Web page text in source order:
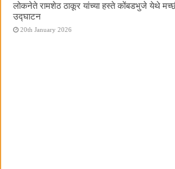
लोकनेते रामशेठ ठाकूर यांच्या हस्ते कोंबडभुजे येथे
उद्घाटन
20th January 2026